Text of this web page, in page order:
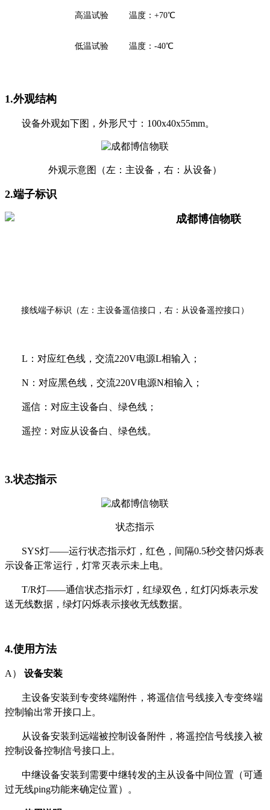
高温试验 温度 ： +70℃
低温试验 温度 ： -40℃
1.外观结构
设备外观如下图，外形尺寸：100x40x55mm。
外观示意图（左：主设备，右：从设备）
2.端子标识
接线端子标识（左：主设备遥信接口，右：从设备遥控接口）
L：对应红色线，交流220V电源L相输入；
N：对应黑色线，交流220V电源N相输入；
遥信：对应主设备白、绿色线；
遥控：对应从设备白、绿色线。
3.状态指示
状态指示
SYS灯——运行状态指示灯，红色，间隔0.5秒交替闪烁表
示设备正常运行，灯常灭表示未上电。
T/R灯——通信状态指示灯，红绿双色，红灯闪烁表示发
送无线数据，绿灯闪烁表示接收无线数据。
4.使用方法
A） 设备安装
主设备安装到专变终端附件，将遥信信号线接入专变终端
控制输出常开接口上。
从设备安装到远端被控制设备附件，将遥控信号线接入被
控制设备控制信号接口上。
中继设备安装到需要中继转发的主从设备中间位置（可通
过无线ping功能来确定位置）。